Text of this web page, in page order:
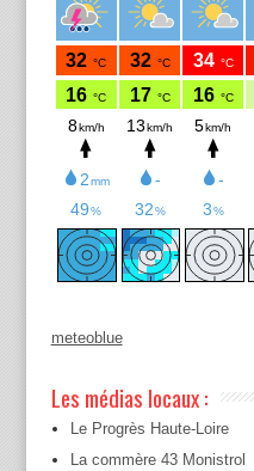
meteoblue
Les médias locaux :
Le Progrès Haute-Loire
La commère 43 Monistrol